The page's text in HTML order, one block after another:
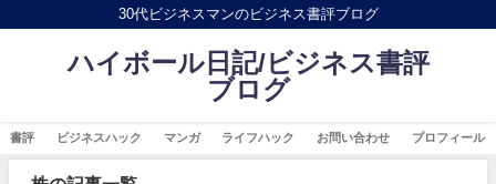
30代ビジネスマンのビジネス書評ブログ
ハイボール日記/ビジネス書評
ブログ
書評 ビジネスハック マンガ ライフハック お問い合わせ プロフィール